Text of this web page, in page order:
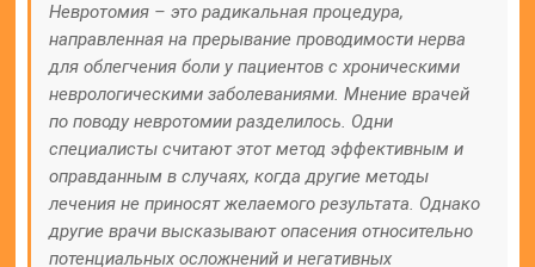
Невротомия – это радикальная процедура,
направленная на прерывание проводимости нерва
для облегчения боли у пациентов с хроническими
неврологическими заболеваниями. Мнение врачей
по поводу невротомии разделилось. Одни
специалисты считают этот метод эффективным и
оправданным в случаях, когда другие методы
лечения не приносят желаемого результата. Однако
другие врачи высказывают опасения относительно
потенциальных осложнений и негативных